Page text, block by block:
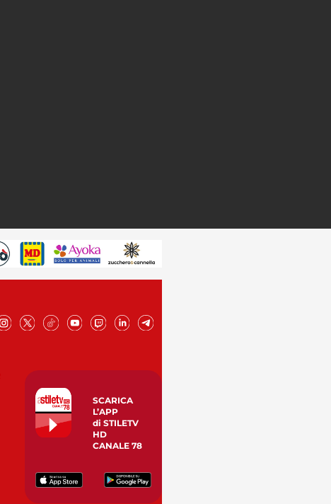
SCARICA
L’APP
di STILETV
HD
CANALE 78